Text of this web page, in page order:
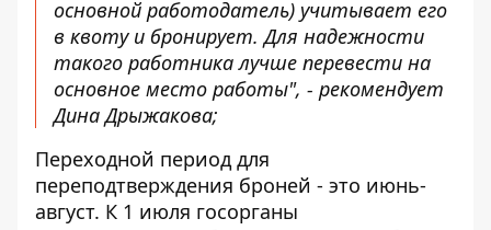
основной работодатель) учитывает его
в квоту и бронирует. Для надежности
такого работника лучше перевести на
основное место работы", - рекомендует
Дина Дрыжакова;
Переходной период для
переподтверждения броней - это июнь-
август. К 1 июля госорганы